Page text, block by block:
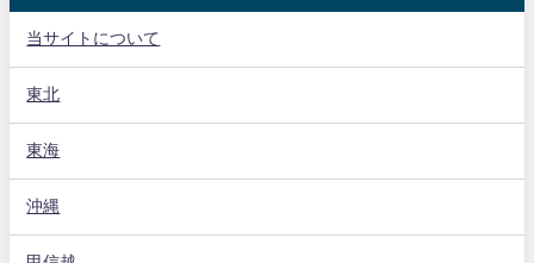
当サイトについて
東北
東海
沖縄